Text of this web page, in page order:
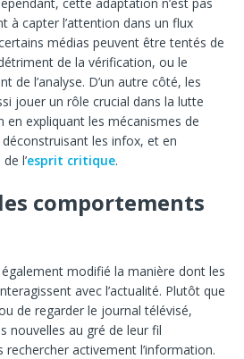
à capter l’attention dans un flux
médias peuvent être tentés de
de la vérification, ou le
de l’analyse. D’un autre côté, les
jouer un rôle crucial dans la lutte
expliquant les mécanismes de
les infox, et en
l’esprit critique.
comportements
modifié la manière dont les
avec l’actualité. Plutôt que
de regarder le journal télévisé,
nouvelles au gré de leur fil
rechercher activement l’information.